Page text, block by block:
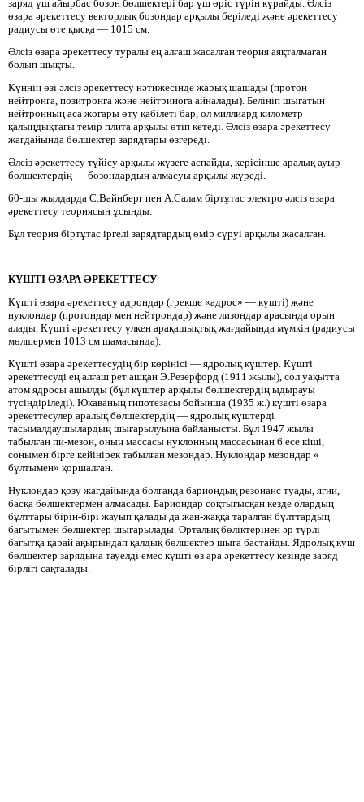
заряд үш айырбас бозон бөлшектері бар үш өріс түрін күрайды. Әлсіз
өзара әрекеттесу векторлық бозондар арқылы беріледі және әрекеттесу
радиусы өте қысқа — 1015 см.
Әлсіз өзара әрекеттесу туралы ең алғаш жасалған теория аяқталмаған
болып шықты.
Күннің өзі әлсіз әрекеттесу нәтижесінде жарық шашады (протон
нейтронға, позитронға және нейтриноға айналады). Белініп шығатын
нейтронның аса жоғары өту қабілеті бар, ол миллиард километр
қалыңдықтағы темір плита арқылы өтіп кетеді. Әлсіз өзара әрекеттесу
жағдайында бөлшектер зарядтары өзгереді.
Әлсіз әрекеттесу түйісу арқылы жүзеге аспайды, керісінше аралық ауыр
бөлшектердің — бозондардың алмасуы арқылы жүреді.
60-шы жылдарда С.Вайнберг пен А.Салам біртұтас электро әлсіз өзара
әрекеттесу теориясын ұсынды.
Бұл теория біртұтас іргелі зарядтардың өмір сүруі арқылы жасалған.
КҮШТІ ӨЗАРА ӘРЕКЕТТЕСУ
Күшті өзара әрекеттесу адрондар (грекше «адрос» — күшті) және
нуклондар (протондар мен нейтрондар) және лизондар арасында орын
алады. Күшті әрекеттесу үлкен арақашықтық жағдайында мүмкін (радиусы
мөлшермен 1013 см шамасында).
Күшті өзара әрекеттесудің бір көрінісі — ядролық күштер. Күшті
әрекеттесуді ең алғаш рет ашқан Э.Резерфорд (1911 жылы), сол уақытта
атом ядросы ашылды (бұл күштер арқылы бөлшектердің ыдырауы
түсіндіріледі). Юкаваның гипотезасы бойынша (1935 ж.) күшті өзара
әрекеттесулер аралық бөлшектердің — ядролық күштерді
тасымалдаушылардың шығарылуына байланысты. Бұл 1947 жылы
табылған пи-мезон, оның массасы нуклонның массасынан 6 есе кіші,
сонымен бірге кейінірек табылған мезондар. Нуклондар мезондар «
бүлтымен» қоршалған.
Нуклондар қозу жағдайында болғанда бариондық резонанс туады, яғни,
басқа бөлшектермен алмасады. Бариондар соқтығысқан кезде олардың
бұлттары бірін-бірі жауып қалады да жан-жаққа таралған бүлттардың
бағытымен бөлшектер шығарылады. Орталық бөліктерінен әр түрлі
бағытқа қарай ақырындап қалдық бөлшектер шыға бастайды. Ядролық күш
бөлшектер зарядына тауелді емес күшті өз ара әрекеттесу кезінде заряд
бірлігі сақталады.